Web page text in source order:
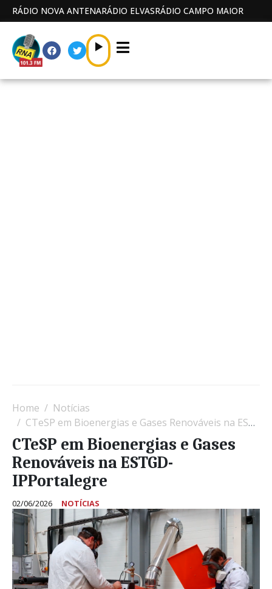
RÁDIO NOVA ANTENARÁDIO ELVASRÁDIO CAMPO MAIOR
Home
Notícias
CTeSP em Bioenergias e Gases Renováveis na ESTGD-IPPortalegre
CTeSP em Bioenergias e Gases
Renováveis na ESTGD-
IPPortalegre
02/06/2026 NOTÍCIAS